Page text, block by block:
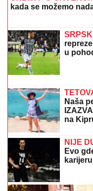
ASMIN
more,
"ASMIN ŠALJE
VIZU"Uroš Stanić o
tužbama: "Zaradiću
ambasadu"